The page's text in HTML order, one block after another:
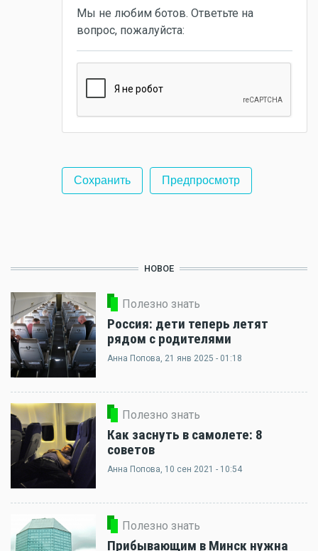
Мы не любим ботов. Ответьте на
вопрос, пожалуйста:
НОВОЕ
Полезно знать
Россия: дети теперь летят
рядом с родителями
Анна Попова, 21 янв 2025 - 01:18
Полезно знать
Как заснуть в самолете: 8
советов
Анна Попова, 10 сен 2021 - 10:54
Полезно знать
Прибывающим в Минск нужна